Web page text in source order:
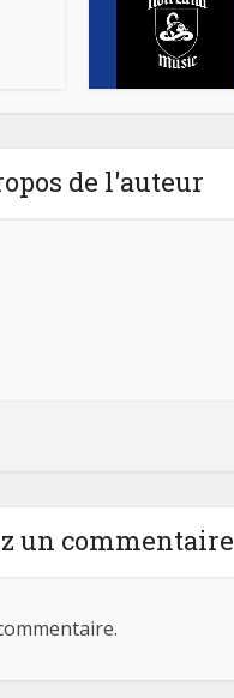
de l'auteur
un commentaire